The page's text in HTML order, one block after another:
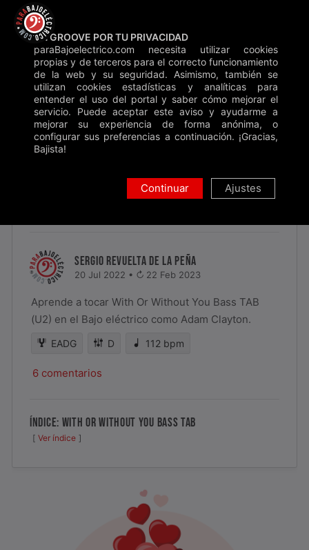
Saltar
contenido
Inicio»Bass Tabs »With Or Without You
Buscar
U2
WITH OR WITHOUT YOU BASS TAB
SERGIO REVUELTA DE LA PEÑA
20 Jul 2022 • 22 Feb 2023
Aprende a tocar With Or Without You Bass TAB
(U2) en el Bajo eléctrico como Adam Clayton.
EADG D 112 bpm
6 comentarios
ÍNDICE: WITH OR WITHOUT YOU BASS TAB
Ver índice
UN GROOVE POR TU PRIVACIDAD
paraBajoelectrico.com necesita utilizar cookies
propias y de terceros para el correcto funcionamiento
de la web y su seguridad. Asimismo, también se
utilizan cookies estadísticas y analíticas para
entender el uso del portal y saber cómo mejorar el
servicio. Puede aceptar este aviso y ayudarme a
mejorar su experiencia de forma anónima, o
configurar sus preferencias a continuación. ¡Gracias,
Bajista!
Continuar Ajustes